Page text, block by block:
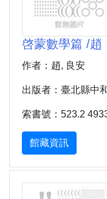
啓蒙數學篇 /趙
作者：趙, 良安
出版者：臺北縣中
索書號：523.2
館藏資訊